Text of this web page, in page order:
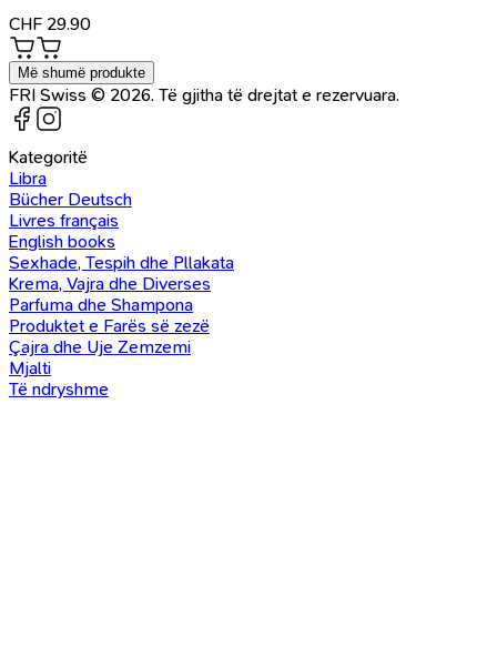
CHF 29.90
Më shumë produkte
FRI Swiss © 2026. Të gjitha të drejtat e rezervuara.
Kategoritë
Libra
Bücher Deutsch
Livres français
English books
Sexhade, Tespih dhe Pllakata
Krema, Vajra dhe Diverses
Parfuma dhe Shampona
Produktet e Farës së zezë
Çajra dhe Uje Zemzemi
Mjalti
Të ndryshme